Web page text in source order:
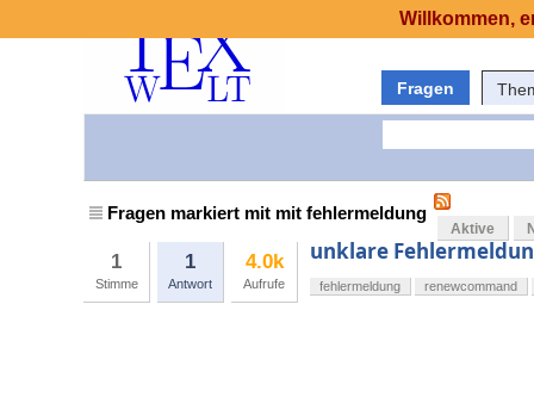
Fragen
Fragen markiert mit mit fehlermeldung
Aktive
1
Stimme
1
Antwort
4.0k
Aufrufe
unklare
fehlermeldung renewcommand
Willkommen,